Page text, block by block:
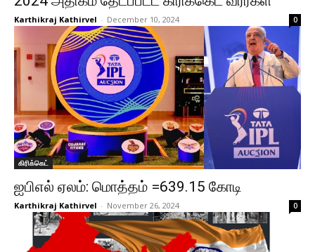
Karthikraj Kathirvel - December 10, 2024 0
கிரிக்கெட்
ஐபிஎல் ஏலம்: மொத்தம் =639.15 கோடி
Karthikraj Kathirvel - November 26, 2024 0